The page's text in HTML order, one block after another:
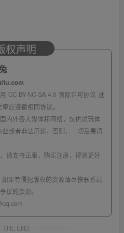
权声明
CC BY-NC-SA 4.0 国际许可协议 进
应遵循相同协议。
内外各大媒体和网络，仅供试玩体
或者非法用途，否则，一切后果请
请支持正版，购买注册，得到更好
果有侵犯版权的资源请尽快联系站
议的资源。
THE END